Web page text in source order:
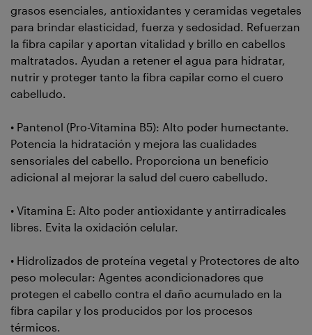
grasos esenciales, antioxidantes y ceramidas vegetales
para brindar elasticidad, fuerza y sedosidad. Refuerzan
la fibra capilar y aportan vitalidad y brillo en cabellos
maltratados. Ayudan a retener el agua para hidratar,
nutrir y proteger tanto la fibra capilar como el cuero
cabelludo.
• Pantenol (Pro-Vitamina B5): Alto poder humectante.
Potencia la hidratación y mejora las cualidades
sensoriales del cabello. Proporciona un beneficio
adicional al mejorar la salud del cuero cabelludo.
• Vitamina E: Alto poder antioxidante y antirradicales
libres. Evita la oxidación celular.
• Hidrolizados de proteína vegetal y Protectores de alto
peso molecular: Agentes acondicionadores que
protegen el cabello contra el daño acumulado en la
fibra capilar y los producidos por los procesos
térmicos.